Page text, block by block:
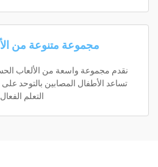
مجموعة متنوعة من
نقدم مجموعة واسعة من الألعاب
تساعد الأطفال المصابين بالتوحد
التعلم